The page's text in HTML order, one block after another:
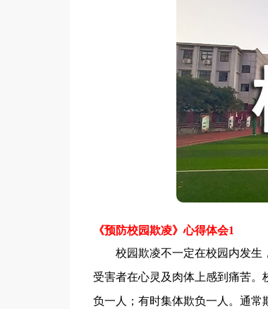
《预防校园欺凌》心得体会1
校园欺凌不一定在校园内发生，
受害者在心灵及肉体上感到痛苦
负一人；有时集体欺负一人。通